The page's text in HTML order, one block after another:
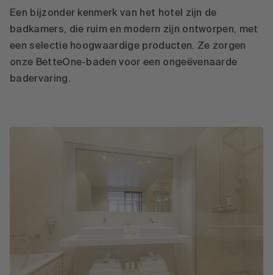
Een bijzonder kenmerk van het hotel zijn de
badkamers, die ruim en modern zijn ontworpen, met
een selectie hoogwaardige producten. Ze zorgen
onze BetteOne-baden voor een ongeëvenaarde
badervaring.